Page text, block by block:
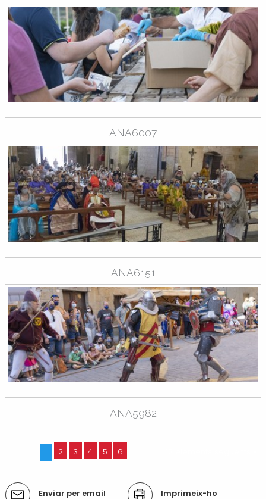
ANA6007
ANA6151
ANA5982
1 2 3 4 5 6
Accions
Enviar per email Imprimeix-ho